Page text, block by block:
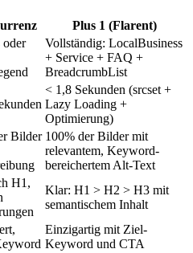
Plus 1 (Flarent)
oder
Vollständig: LocalBusiness
+ Service + FAQ +
BreadcrumbList
< 1,8 Sekunden (srcset +
Lazy Loading +
Optimierung)
Bilder 100% der Bilder mit
relevantem, Keyword-
bereichertem Alt-Text
H1,
Klar: H1 > H2 > H3 mit
semantischem Inhalt
Einzigartig mit Ziel-
Keyword und CTA